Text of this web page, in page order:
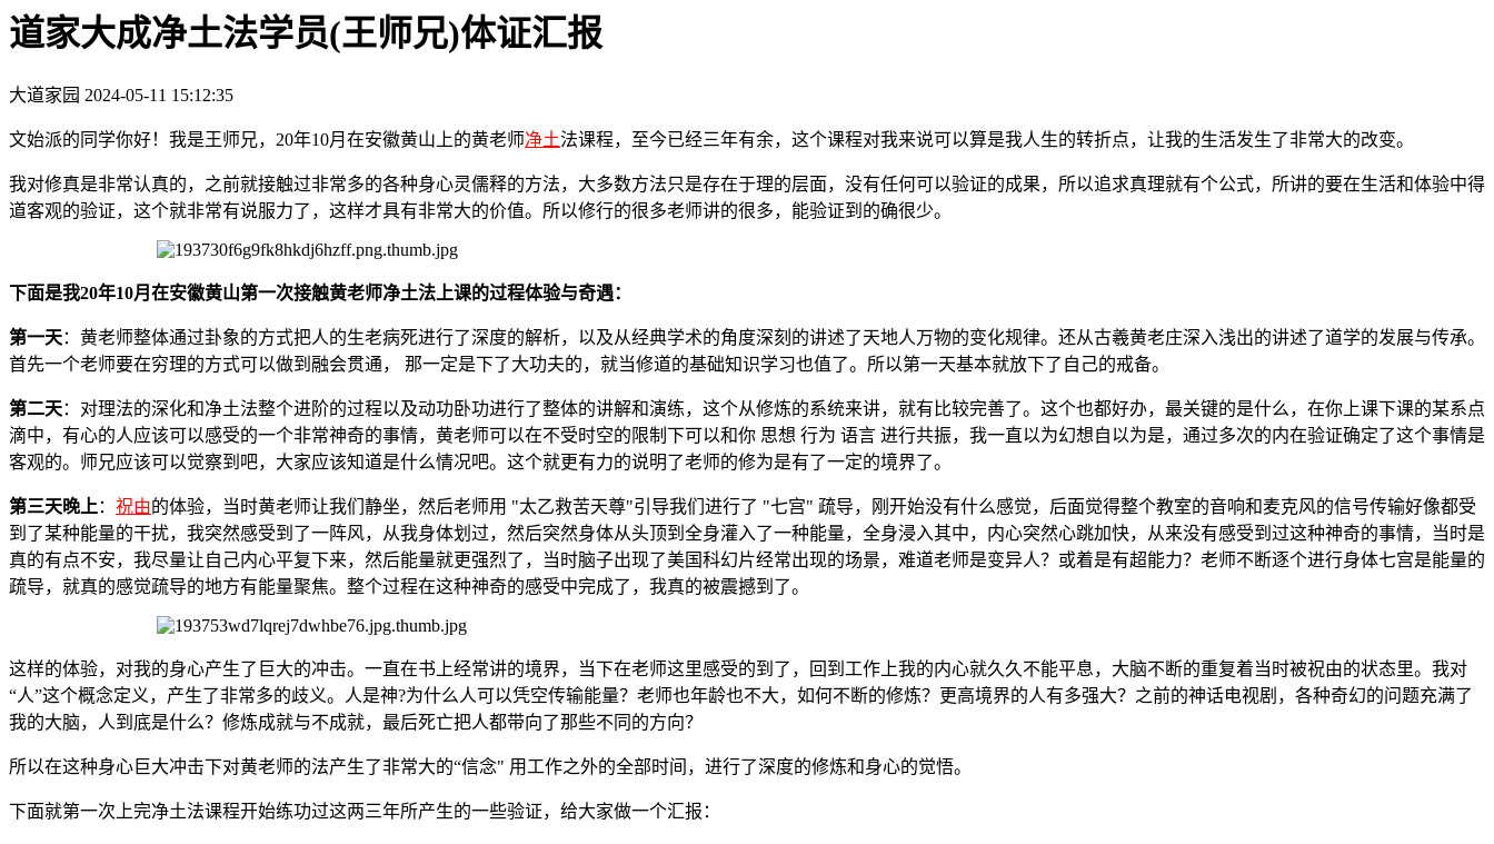
道家大成净土法学员(王师兄)体证汇报
大道家园 2024-05-11 15:12:35
文始派的同学你好！我是王师兄，20年10月在安徽黄山上的黄老师净土法课程，至今已经三年有余，这个课程对我来说可以算是我人生的转折点，让我的生活发生了非常大的改变。
我对修真是非常认真的，之前就接触过非常多的各种身心灵儒释的方法，大多数方法只是存在于理的层面，没有任何可以验证的成果，所以追求真理就有个公式，所讲的要在生活和体验中得
道客观的验证，这个就非常有说服力了，这样才具有非常大的价值。所以修行的很多老师讲的很多，能验证到的确很少。
下面是我20年10月在安徽黄山第一次接触黄老师净土法上课的过程体验与奇遇：
第一天：黄老师整体通过卦象的方式把人的生老病死进行了深度的解析，以及从经典学术的角度深刻的讲述了天地人万物的变化规律。还从古羲黄老庄深入浅出的讲述了道学的发展与传承。
首先一个老师要在穷理的方式可以做到融会贯通， 那一定是下了大功夫的，就当修道的基础知识学习也值了。所以第一天基本就放下了自己的戒备。
第二天：对理法的深化和净土法整个进阶的过程以及动功卧功进行了整体的讲解和演练，这个从修炼的系统来讲，就有比较完善了。这个也都好办，最关键的是什么，在你上课下课的某系点
滴中，有心的人应该可以感受的一个非常神奇的事情，黄老师可以在不受时空的限制下可以和你 思想 行为 语言 进行共振，我一直以为幻想自以为是，通过多次的内在验证确定了这个事情是
客观的。师兄应该可以觉察到吧，大家应该知道是什么情况吧。这个就更有力的说明了老师的修为是有了一定的境界了。
第三天晚上 ： 祝由的体验，当时黄老师让我们静坐，然后老师用 "太乙救苦天尊"引导我们进行了 "七宫" 疏导，刚开始没有什么感觉，后面觉得整个教室的音响和麦克风的信号传输好像都受
到了某种能量的干扰，我突然感受到了一阵风，从我身体划过，然后突然身体从头顶到全身灌入了一种能量，全身浸入其中，内心突然心跳加快，从来没有感受到过这种神奇的事情，当时是
真的有点不安，我尽量让自己内心平复下来，然后能量就更强烈了，当时脑子出现了美国科幻片经常出现的场景，难道老师是变异人？或着是有超能力？老师不断逐个进行身体七宫是能量的
疏导，就真的感觉疏导的地方有能量聚焦。整个过程在这种神奇的感受中完成了，我真的被震撼到了。
这样的体验，对我的身心产生了巨大的冲击。一直在书上经常讲的境界，当下在老师这里感受的到了，回到工作上我的内心就久久不能平息，大脑不断的重复着当时被祝由的状态里。我对
“人”这个概念定义，产生了非常多的歧义。人是神?为什么人可以凭空传输能量？老师也年龄也不大，如何不断的修炼？更高境界的人有多强大？之前的神话电视剧，各种奇幻的问题充满了
我的大脑，人到底是什么？修炼成就与不成就，最后死亡把人都带向了那些不同的方向？
所以在这种身心巨大冲击下对黄老师的法产生了非常大的“信念" 用工作之外的全部时间，进行了深度的修炼和身心的觉悟。
下面就第一次上完净土法课程开始练功过这两三年所产生的一些验证，给大家做一个汇报：